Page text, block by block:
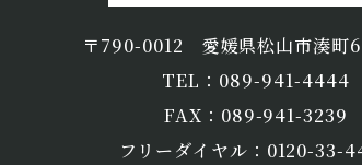
〒790-0012 愛媛県松山市湊町
TEL：089-941-4444
FAX：089-941-3239
フリーダイヤル：0120-33-